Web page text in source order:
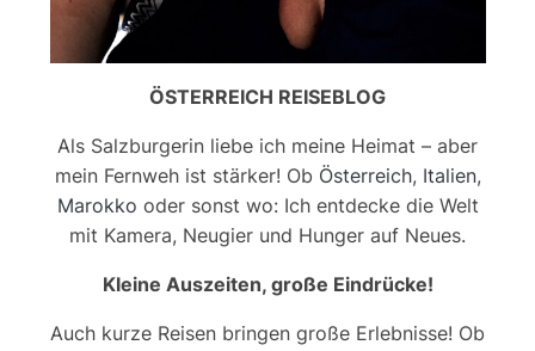
ÖSTERREICH REISEBLOG
Als Salzburgerin liebe ich meine Heimat – aber
mein Fernweh ist stärker! Ob Österreich, Italien,
Marokko oder sonst wo: Ich entdecke die Welt
mit Kamera, Neugier und Hunger auf Neues.
Kleine Auszeiten, große Eindrücke!
Auch kurze Reisen bringen große Erlebnisse! Ob